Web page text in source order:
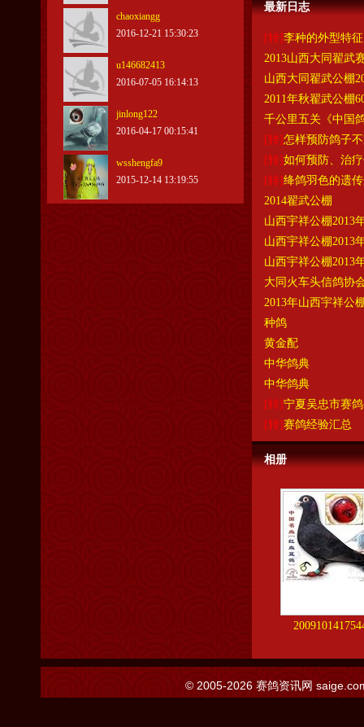
chaoxiangg
2016-12-21 15:30:23
u146682413
2016-07-05 16:14:13
jinlong122
2016-04-17 00:15:41
wsshengfa9
2015-12-14 13:19:55
最新日志
[转]李种的外型特征
2013山西大同翟武
山西大同翟武公棚
2011年秋翟武公棚
千公里五关《中国
[转]怎样预防鸽子
[转]如何预防、治
[转]绛鸽羽色的遗
2014翟武公棚
山西宇祥公棚2013
山西宇祥公棚2013
山西宇祥公棚2013
大同火车头信鸽协
2013年山西宇祥公
种鸽
黄金配
中华鸽典
中华鸽典
[转]宁夏吴忠市赛
[转]赛鸽经验汇总
相册
© 2005-2026 赛鸽资讯网